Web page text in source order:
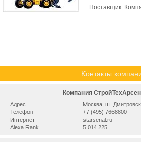
Поставщик:
Контакты
Компания
Адрес
Москва, ш.
Телефон
+7 (495) 7668800
Интернет
starsenal.ru
Alexa Rank
5 014 225